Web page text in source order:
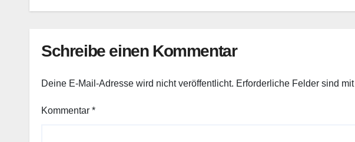
Schreibe einen Kommentar
Deine E-Mail-Adresse wird nicht veröffentlicht. Erforderliche Felder sind mit
Kommentar *